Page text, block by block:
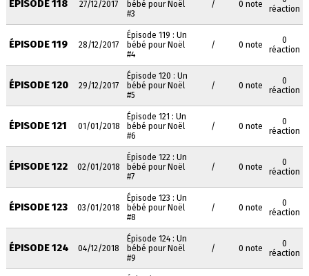
ÉPISODE 118 27/12/2017
bébé pour Noël
#3
/ 0 note
réaction
ÉPISODE 119 28/12/2017
Épisode 119 : Un
bébé pour Noël
#4
/ 0 note
0
réaction
ÉPISODE 120 29/12/2017
Épisode 120 : Un
bébé pour Noël
#5
/ 0 note
0
réaction
ÉPISODE 121 01/01/2018
Épisode 121 : Un
bébé pour Noël
#6
/ 0 note
0
réaction
ÉPISODE 122 02/01/2018
Épisode 122 : Un
bébé pour Noël
#7
/ 0 note
0
réaction
ÉPISODE 123 03/01/2018
Épisode 123 : Un
bébé pour Noël
#8
/ 0 note
0
réaction
ÉPISODE 124 04/12/2018
Épisode 124 : Un
bébé pour Noël
#9
/ 0 note
0
réaction